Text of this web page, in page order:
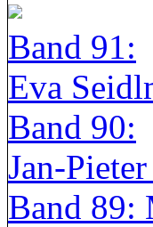
Band 91:
Eva
Band 90:
Jan-
Band 89: